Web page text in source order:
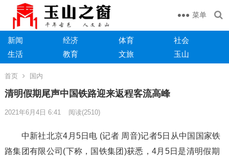
菜单
新闻 经济 体育
社会
生活
教育 文旅 玉山
首页 国内
清明假期尾声中国铁路迎来返程客流高峰
2021年6月4日 6:41 阅读(2510)
中新社北京4月5日电 (记者 周音)记者5日从中国国家铁
路集团有限公司(下称，国铁集团)获悉，4月5日是清明假期